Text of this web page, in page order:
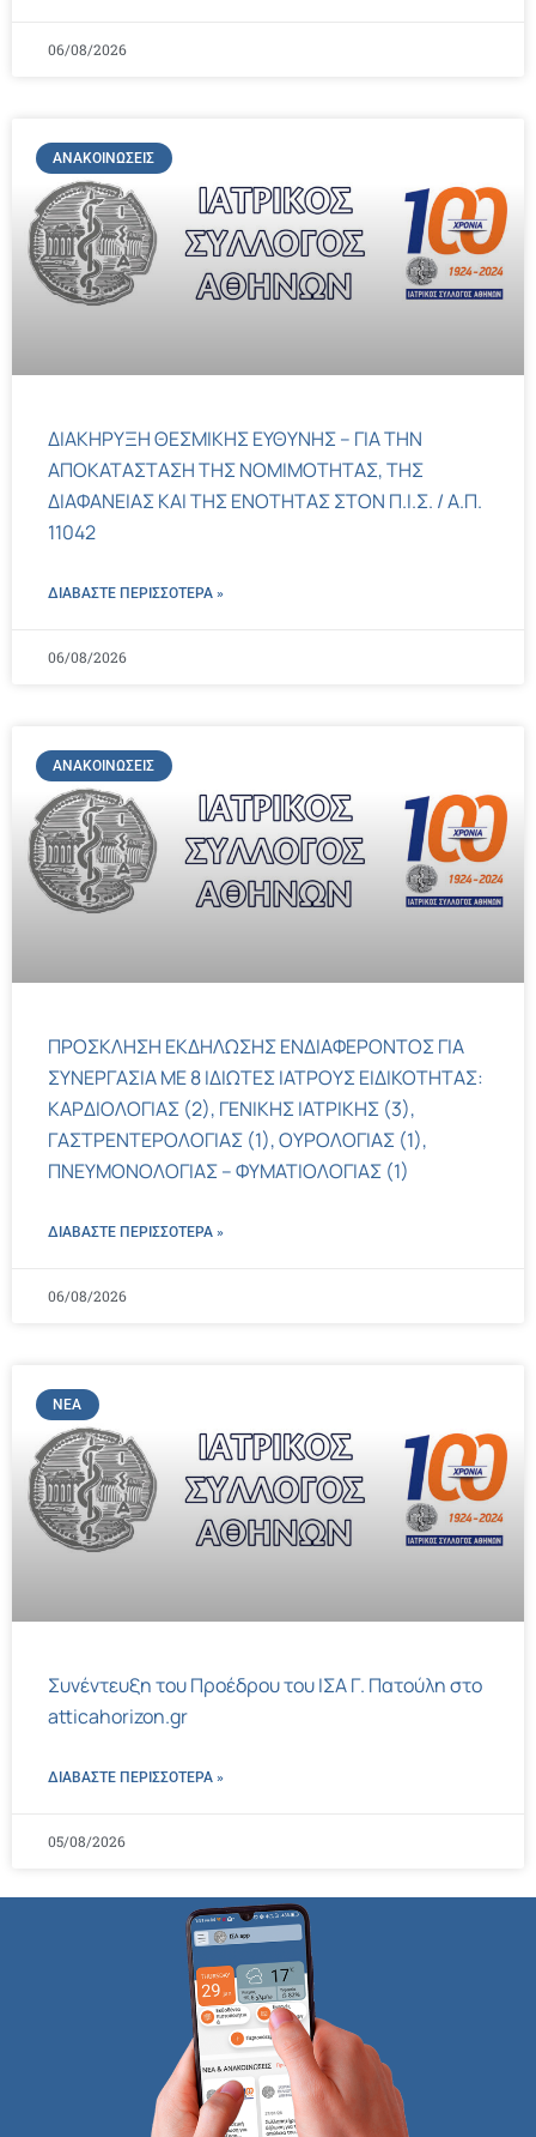
06/08/2026
ΑΝΑΚΟΙΝΏΣΕΙΣ
ΔΙΑΚΗΡΥΞΗ ΘΕΣΜΙΚΗΣ ΕΥΘΥΝΗΣ – ΓΙΑ ΤΗΝ
ΑΠΟΚΑΤΑΣΤΑΣΗ ΤΗΣ ΝΟΜΙΜΟΤΗΤΑΣ, ΤΗΣ
ΔΙΑΦΑΝΕΙΑΣ ΚΑΙ ΤΗΣ ΕΝΟΤΗΤΑΣ ΣΤΟΝ Π.Ι.Σ. / Α.Π.
11042
ΔΙΑΒΑΣΤΕ ΠΕΡΙΣΣΌΤΕΡΑ »
06/08/2026
ΑΝΑΚΟΙΝΏΣΕΙΣ
ΠΡΟΣΚΛΗΣΗ ΕΚΔΗΛΩΣΗΣ ΕΝΔΙΑΦΕΡΟΝΤΟΣ ΓΙΑ
ΣΥΝΕΡΓΑΣΙΑ ΜΕ 8 ΙΔΙΩΤΕΣ ΙΑΤΡΟΥΣ ΕΙΔΙΚΟΤΗΤΑΣ:
ΚΑΡΔΙΟΛΟΓΙΑΣ (2), ΓΕΝΙΚΗΣ ΙΑΤΡΙΚΗΣ (3),
ΓΑΣΤΡΕΝΤΕΡΟΛΟΓΙΑΣ (1), ΟΥΡΟΛΟΓΙΑΣ (1),
ΠΝΕΥΜΟΝΟΛΟΓΙΑΣ – ΦΥΜΑΤΙΟΛΟΓΙΑΣ (1)
ΔΙΑΒΑΣΤΕ ΠΕΡΙΣΣΌΤΕΡΑ »
06/08/2026
ΝΈΑ
Συνέντευξη του Προέδρου του ΙΣΑ Γ. Πατούλη στο
atticahorizon.gr
ΔΙΑΒΑΣΤΕ ΠΕΡΙΣΣΌΤΕΡΑ »
05/08/2026